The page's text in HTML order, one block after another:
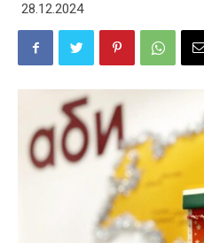
28.12.2024